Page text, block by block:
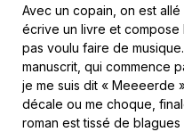
Avec un copain, on est allé
écrive un livre et compose
pas voulu faire de
manuscrit, qui commence
je me suis dit « Meeeerde
décale ou me choque,
roman est tissé de blagues